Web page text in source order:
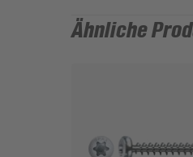
Ähnliche